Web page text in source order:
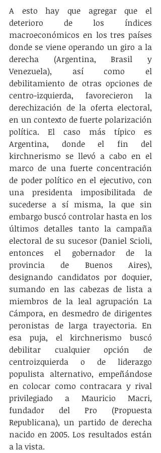
A esto hay que agregar que el
deterioro de los índices
macroeconómicos en los tres países
donde se viene operando un giro a la
derecha (Argentina, Brasil y
Venezuela), así como el
debilitamiento de otras opciones de
centro-izquierda, favorecieron la
derechización de la oferta electoral,
en un contexto de fuerte polarización
política. El caso más típico es
Argentina, donde el fin del
kirchnerismo se llevó a cabo en el
marco de una fuerte concentración
de poder político en el ejecutivo, con
una presidenta imposibilitada de
sucederse a sí misma, la que sin
embargo buscó controlar hasta en los
últimos detalles tanto la campaña
electoral de su sucesor (Daniel Scioli,
entonces el gobernador de la
provincia de Buenos Aires),
designando candidatos por doquier,
sumando en las cabezas de lista a
miembros de la leal agrupación La
Cámpora, en desmedro de dirigentes
peronistas de larga trayectoria. En
esa puja, el kirchnerismo buscó
debilitar cualquier opción de
centroizquierda o de liderazgo
populista alternativo, empeñándose
en colocar como contracara y rival
privilegiado a Mauricio Macri,
fundador del Pro (Propuesta
Republicana), un partido de derecha
nacido en 2005. Los resultados están
a la vista.